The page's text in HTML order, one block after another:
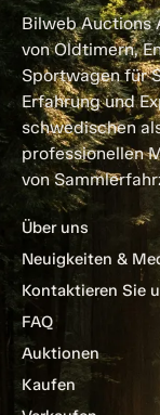
Bilweb Auctions
von Oldtimern,
Sportwagen für
Erfahrung und
schwedischen
professionellen
von
Über uns
Neuigkeiten &
Kontaktieren Sie
FAQ
Auktionen
Kaufen